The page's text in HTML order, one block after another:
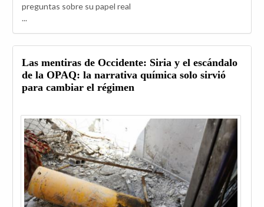
preguntas sobre su papel real
...
Las mentiras de Occidente: Siria y el escándalo
de la OPAQ: la narrativa química solo sirvió
para cambiar el régimen